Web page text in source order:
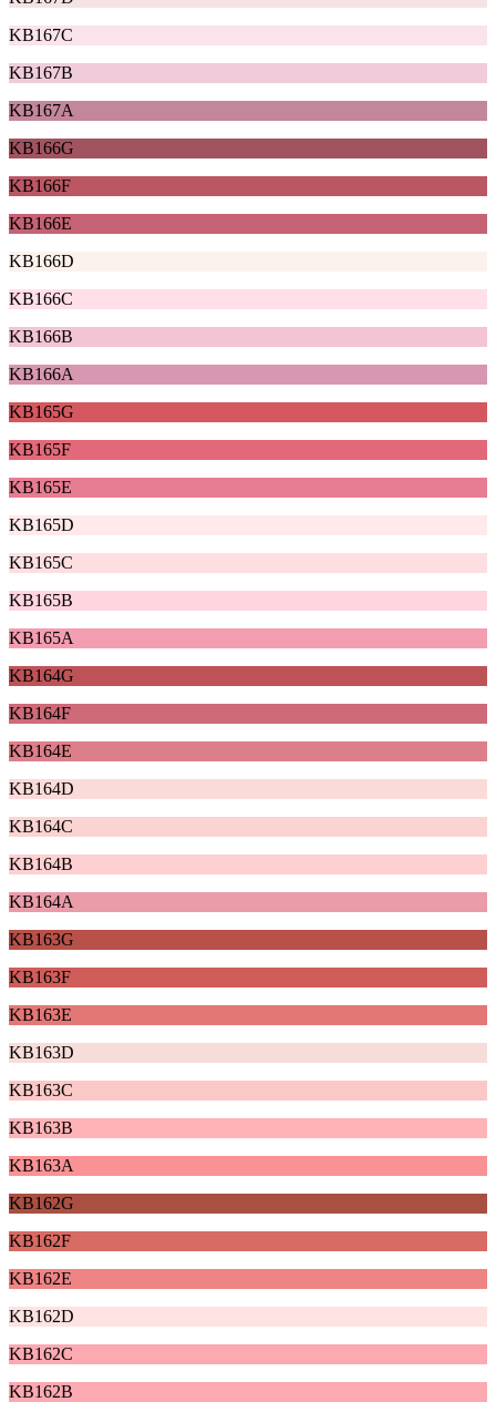
KB167C
KB167B
KB167A
KB166G
KB166F
KB166E
KB166D
KB166C
KB166B
KB166A
KB165G
KB165F
KB165E
KB165D
KB165C
KB165B
KB165A
KB164G
KB164F
KB164E
KB164D
KB164C
KB164B
KB164A
KB163G
KB163F
KB163E
KB163D
KB163C
KB163B
KB163A
KB162G
KB162F
KB162E
KB162D
KB162C
KB162B